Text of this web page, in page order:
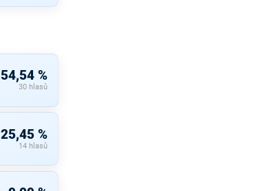
54,54 %
30 hlasů
25,45 %
14 hlasů